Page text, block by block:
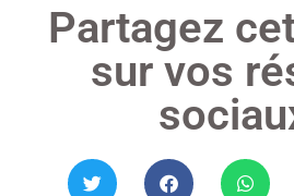
Partagez
sur vos